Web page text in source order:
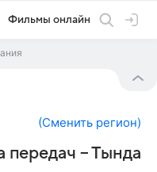
Фильмы онлайн
(Сменить регион)
передач – Тында